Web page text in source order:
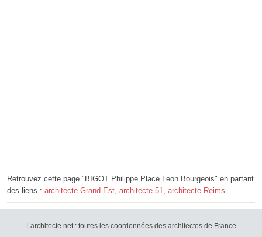
Retrouvez cette page "BIGOT Philippe Place Leon Bourgeois" en partant
des liens : architecte Grand-Est, architecte 51, architecte Reims.
Larchitecte.net : toutes les coordonnées des architectes de France